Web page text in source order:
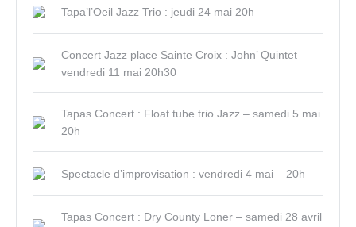
Tapa’l’Oeil Jazz Trio : jeudi 24 mai 20h
Concert Jazz place Sainte Croix : John’ Quintet –
vendredi 11 mai 20h30
Tapas Concert : Float tube trio Jazz – samedi 5 mai
20h
Spectacle d’improvisation : vendredi 4 mai – 20h
Tapas Concert : Dry County Loner – samedi 28 avril